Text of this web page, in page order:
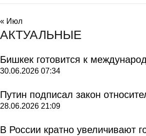
« Июл
АКТУАЛЬНЫЕ
Бишкек готовится к
30.06.2026 07:34
Путин подписал закон
28.06.2026 21:09
В России кратно увеличивают